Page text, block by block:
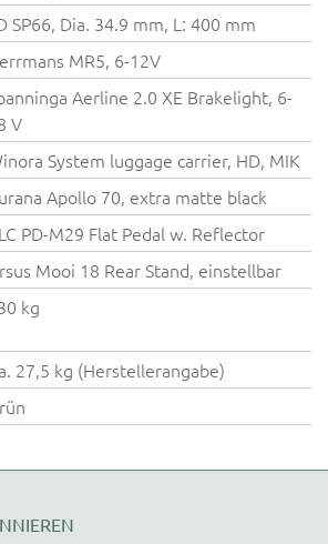
SP66, Dia. 34.9 mm, L: 400 mm
MR5, 6-12V
Aerline 2.0 XE Brakelight, 6-
V
System luggage carrier, HD, MIK
Apollo 70, extra matte black
PD-M29 Flat Pedal w. Reflector
Mooi 18 Rear Stand, einstellbar
kg
27,5 kg (Herstellerangabe)